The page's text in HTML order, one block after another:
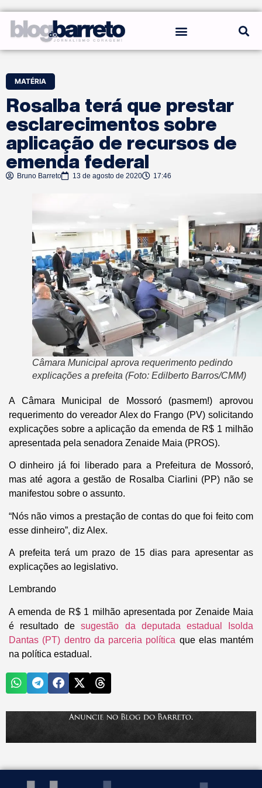
MATÉRIA
Rosalba terá que prestar
esclarecimentos sobre
aplicação de recursos de
emenda federal
Bruno Barreto 13 de agosto de 2020 17:46
Câmara Municipal aprova requerimento pedindo
explicações a prefeita (Foto: Edilberto Barros/CMM)
A Câmara Municipal de Mossoró (pasmem!) aprovou
requerimento do vereador Alex do Frango (PV) solicitando
explicações sobre a aplicação da emenda de R$ 1 milhão
apresentada pela senadora Zenaide Maia (PROS).
O dinheiro já foi liberado para a Prefeitura de Mossoró,
mas até agora a gestão de Rosalba Ciarlini (PP) não se
manifestou sobre o assunto.
“Nós não vimos a prestação de contas do que foi feito com
esse dinheiro”, diz Alex.
A prefeita terá um prazo de 15 dias para apresentar as
explicações ao legislativo.
Lembrando
A emenda de R$ 1 milhão apresentada por Zenaide Maia
é resultado desugestão da deputada estadual Isolda
Dantas (PT) dentro da parceria política que elas mantém
na política estadual.